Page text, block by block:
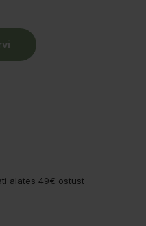
alates 49€ ostust